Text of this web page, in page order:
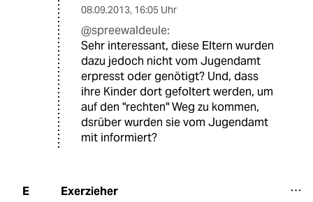
08.09.2013, 16:05 Uhr
@spreewaldeule:
Sehr interessant, diese Eltern wurden
dazu jedoch nicht vom Jugendamt
erpresst oder genötigt? Und, dass
ihre Kinder dort gefoltert werden, um
auf den "rechten" Weg zu kommen,
dsrüber wurden sie vom Jugendamt
mit informiert?
E Exerzieher